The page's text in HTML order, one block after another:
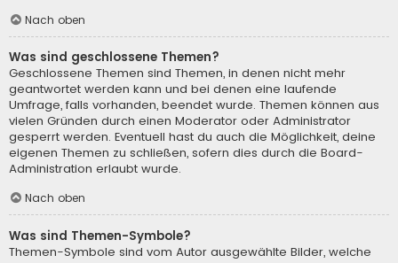
Nach oben
Was sind geschlossene Themen?
Geschlossene Themen sind Themen, in denen nicht mehr
geantwortet werden kann und bei denen eine laufende
Umfrage, falls vorhanden, beendet wurde. Themen können aus
vielen Gründen durch einen Moderator oder Administrator
gesperrt werden. Eventuell hast du auch die Möglichkeit, deine
eigenen Themen zu schließen, sofern dies durch die Board-
Administration erlaubt wurde.
Nach oben
Was sind Themen-Symbole?
Themen-Symbole sind vom Autor ausgewählte Bilder, welche